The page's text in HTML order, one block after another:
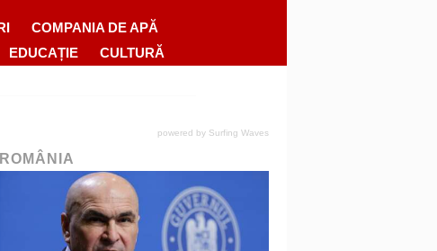
COMPANIA DE APĂ
EDUCAȚIE CULTURĂ
powered by Surfing Waves
ROMÂNIA